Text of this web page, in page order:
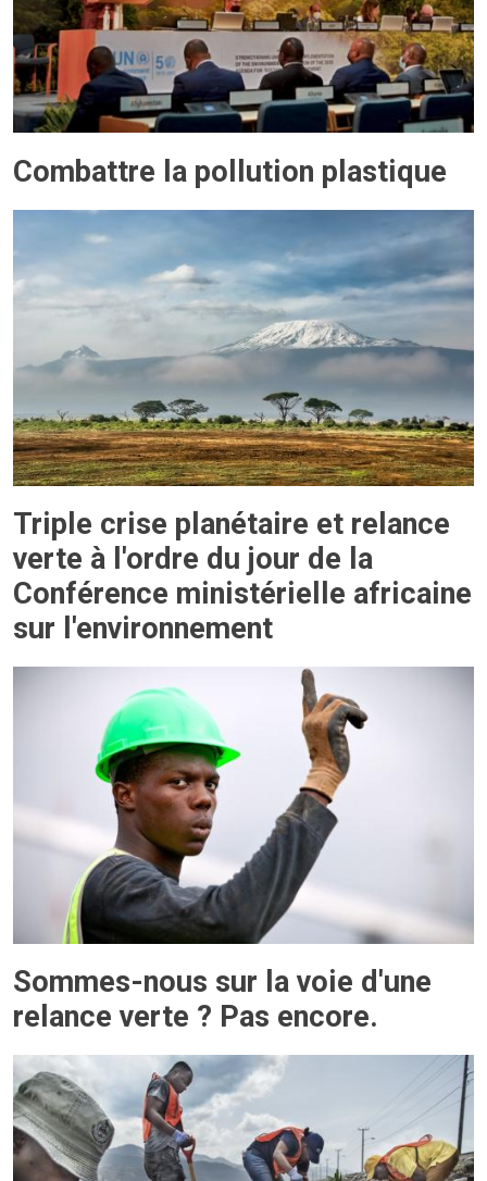
Combattre la pollution plastique
Triple crise planétaire et relance
verte à l'ordre du jour de la
Conférence ministérielle africaine
sur l'environnement
Sommes-nous sur la voie d'une
relance verte ? Pas encore.